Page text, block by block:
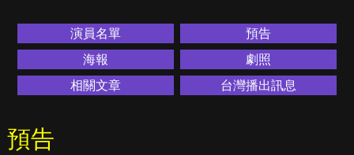
演員名單
預告
海報
劇照
相關文章
台灣播出訊息
預告